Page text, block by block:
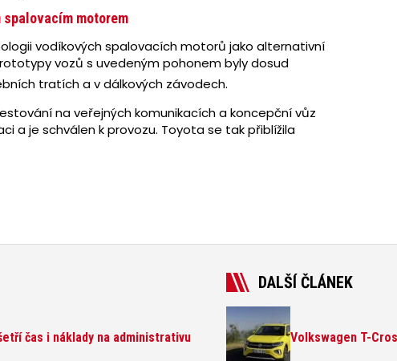
motorem
vodíkových spalovacích motorů jako alternativní
vozů s uvedeným pohonem byly dosud
tratích a v dálkových závodech.
na veřejných komunikacích a koncepční vůz
a je schválen k provozu. Toyota se tak přiblížila
čas i náklady na administrativu
DALŠÍ ČLÁNEK
Volkswagen T-